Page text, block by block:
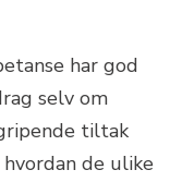
har god
selv om
tiltak
de ulike